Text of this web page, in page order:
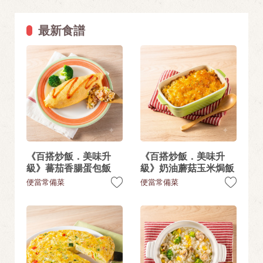
最新食譜
《百搭炒飯．美味升
級》蕃茄香腸蛋包飯
便當常備菜
《百搭炒飯．美味升
級》奶油蘑菇玉米焗飯
便當常備菜